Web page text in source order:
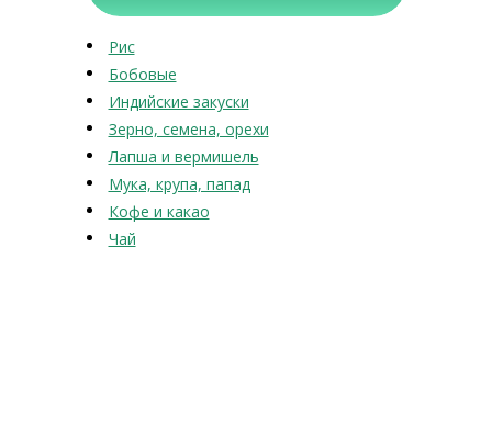
Рис
Бобовые
Индийские закуски
Зерно, семена, орехи
Лапша и вермишель
Мука, крупа, папад
Кофе и какао
Чай